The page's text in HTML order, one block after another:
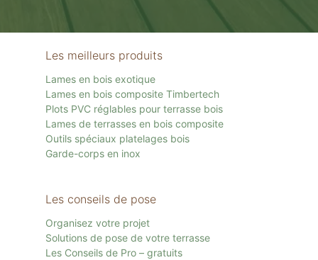
Les meilleurs produits
Lames en bois exotique
Lames en bois composite Timbertech
Plots PVC réglables pour terrasse bois
Lames de terrasses en bois composite
Outils spéciaux platelages bois
Garde-corps en inox
Les conseils de pose
Organisez votre projet
Solutions de pose de votre terrasse
Les Conseils de Pro – gratuits